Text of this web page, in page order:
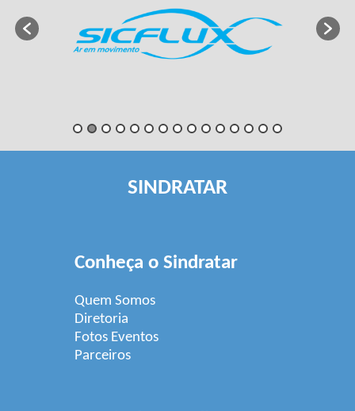
SINDRATAR
Conheça o Sindratar
Quem Somos
Diretoria
Fotos Eventos
Parceiros